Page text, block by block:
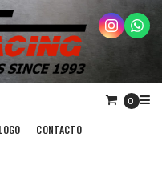
0
CONTACTO